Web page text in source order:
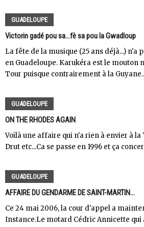
GUADELOUPE
Victorin gadé pou sa...fè sa pou la Gwadloup
La fête de la musique (25 ans déjà...) n'a
en Guadeloupe. Karukéra est le mouton
Tour puisque contrairement à la
GUADELOUPE
ON THE RHODES AGAIN
Voilà une affaire qui n'a rien à envier à la
Drut etc...Ca se passe en 1996 et ça
GUADELOUPE
AFFAIRE DU GENDARME DE SAINT-MARTIN...
Ce 24 mai 2006, la cour d'appel a
Instance.Le motard Cédric Annicette qui